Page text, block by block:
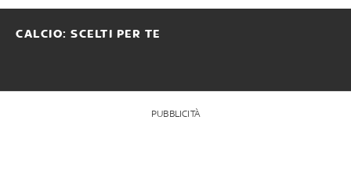
CALCIO: SCELTI PER TE
PUBBLICITÀ